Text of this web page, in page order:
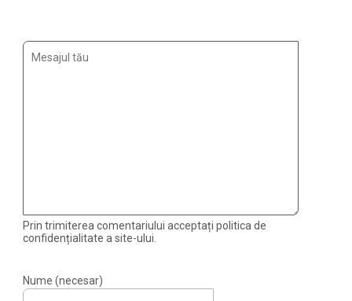
Prin trimiterea comentariului acceptați politica de
confidențialitate a site-ului.
Nume (necesar)